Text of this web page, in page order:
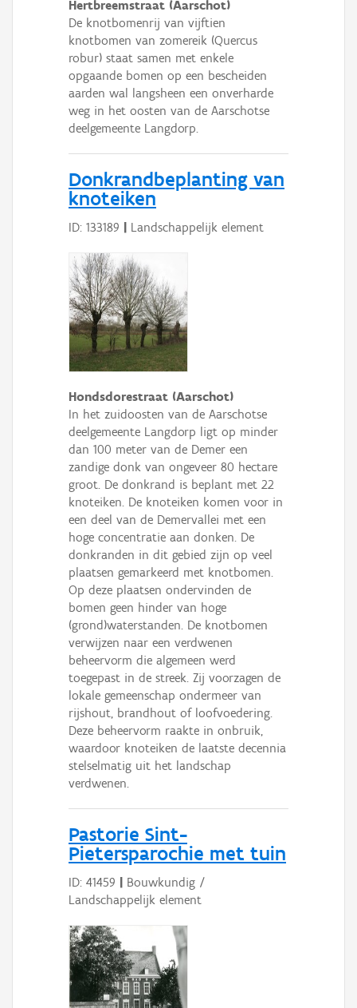
Hertbreemstraat (Aarschot)
De knotbomenrij van vijftien
knotbomen van zomereik (Quercus
robur) staat samen met enkele
opgaande bomen op een bescheiden
aarden wal langsheen een onverharde
weg in het oosten van de Aarschotse
deelgemeente Langdorp.
Donkrandbeplanting van
knoteiken
ID: 133189 | Landschappelijk element
Hondsdorestraat (Aarschot)
In het zuidoosten van de Aarschotse
deelgemeente Langdorp ligt op minder
dan 100 meter van de Demer een
zandige donk van ongeveer 80 hectare
groot. De donkrand is beplant met 22
knoteiken. De knoteiken komen voor in
een deel van de Demervallei met een
hoge concentratie aan donken. De
donkranden in dit gebied zijn op veel
plaatsen gemarkeerd met knotbomen.
Op deze plaatsen ondervinden de
bomen geen hinder van hoge
(grond)waterstanden. De knotbomen
verwijzen naar een verdwenen
beheervorm die algemeen werd
toegepast in de streek. Zij voorzagen de
lokale gemeenschap ondermeer van
rijshout, brandhout of loofvoedering.
Deze beheervorm raakte in onbruik,
waardoor knoteiken de laatste decennia
stelselmatig uit het landschap
verdwenen.
Pastorie Sint-
Pietersparochie met tuin
ID: 41459
Bouwkundig /
Landschappelijk element